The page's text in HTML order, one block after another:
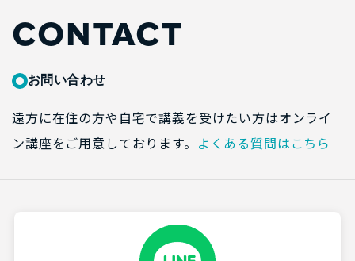
CONTACT
お問い合わせ
遠方に在住の方や自宅で講義を受けたい方はオンライ
ン講座をご用意しております。 よくある質問はこちら